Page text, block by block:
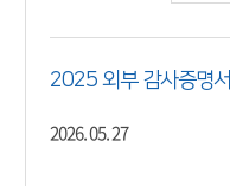
2025 외부 감사증명서
2026. 05. 27